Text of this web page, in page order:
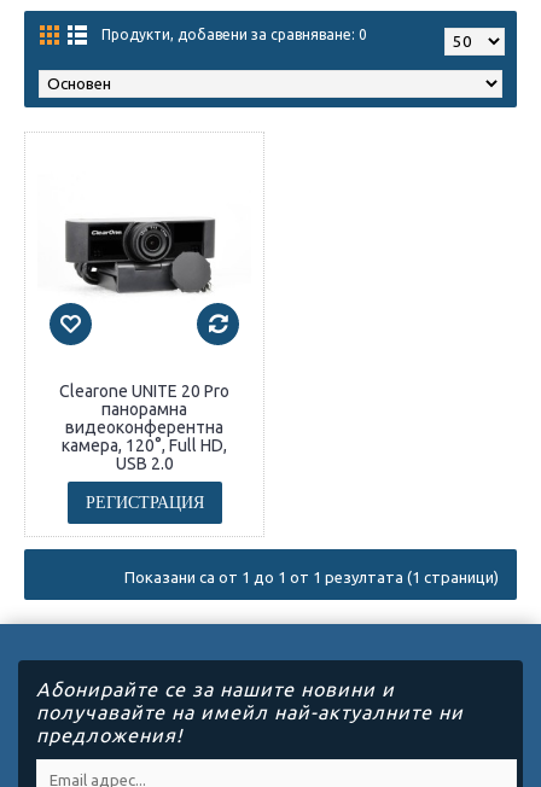
Продукти, добавени за сравняване: 0
Clearone UNITE 20 Pro
панорамна
видеоконферентна
камера, 120°, Full HD,
USB 2.0
РЕГИСТРАЦИЯ
Показани са от 1 до 1 от 1 резултата (1 страници)
Абонирайте се за нашите новини и
получавайте на имейл най-актуалните ни
предложения!